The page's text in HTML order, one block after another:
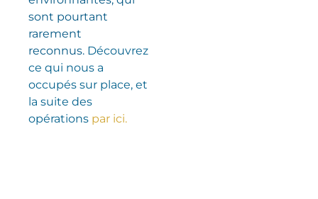
sont pourtant
rarement
reconnus. Découvrez
ce qui nous a
occupés sur place, et
la suite des
opérations par ici.